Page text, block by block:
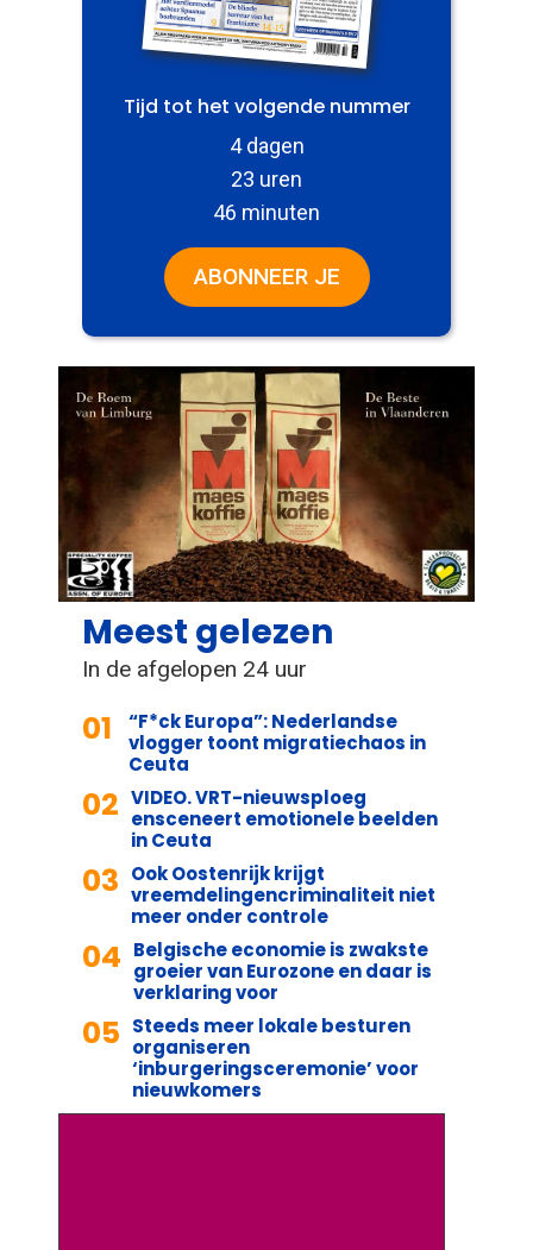
Tijd tot het volgende nummer
4 dagen
23 uren
46 minuten
ABONNEER JE
Meest gelezen
In de afgelopen 24 uur
01
“F*ck Europa”: Nederlandse
vlogger toont migratiechaos in
Ceuta
02 VIDEO. VRT-nieuwsploeg
ensceneert emotionele beelden
in Ceuta
03 Ook Oostenrijk krijgt
vreemdelingencriminaliteit niet
meer onder controle
04 Belgische economie is zwakste
groeier van Eurozone en daar is
verklaring voor
05 Steeds meer lokale besturen
organiseren
‘inburgeringsceremonie’ voor
nieuwkomers